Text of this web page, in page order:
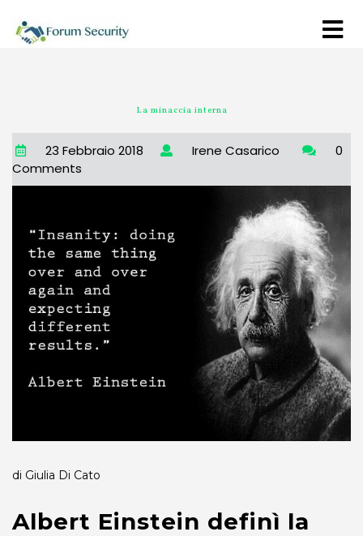
La minaccia interna
23 Febbraio 2018 Irene Casarico
0
Comments
di Giulia Di Cato
Albert Einstein definì la